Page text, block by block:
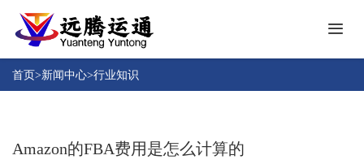
首页>新闻中心>行业知识
Amazon的FBA费用是怎么计算的
腾